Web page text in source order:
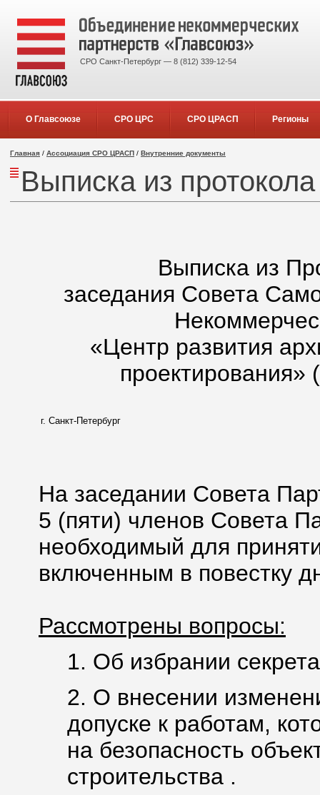
СРО Санкт-Петербург — 8 (812) 339-12-54
О Главсоюзе СРО ЦРС СРО ЦРАСП Регионы
Главная / Ассоциация СРО ЦРАСП / Внутренние документы
Выписка из протокола
Выписка из
заседания Совета
«Центр развития
проектирования»
г. Санкт-Петербург
На заседании Совета
5 (пяти) членов Совета
необходимый для
включенным в повестку
Рассмотрены вопросы:
1. Об избрании
2. О внесении
допуске к работам,
на безопасность
строительства .